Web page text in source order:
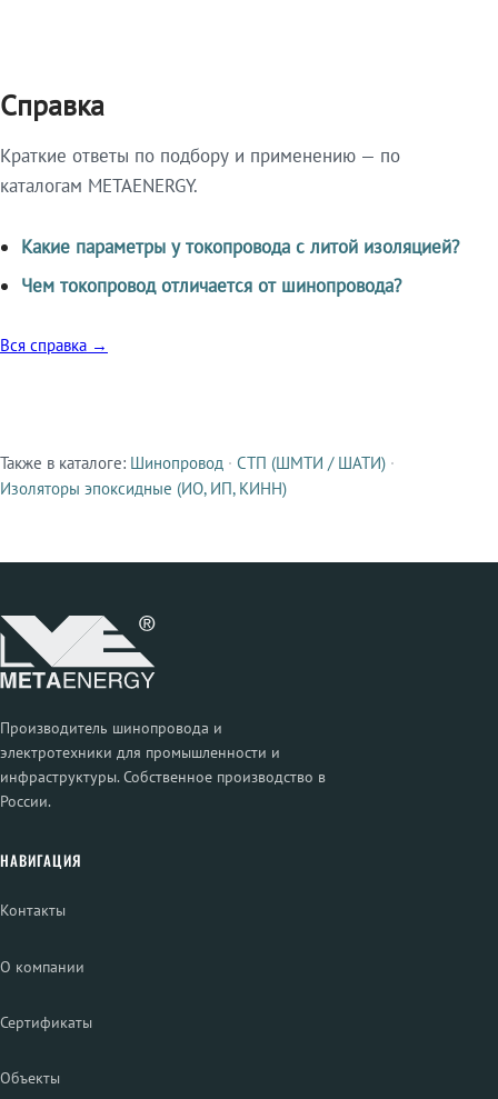
Справка
Краткие ответы по подбору и применению — по
каталогам METAENERGY.
Какие параметры у токопровода с литой изоляцией?
Чем токопровод отличается от шинопровода?
Вся справка →
Смежные продукты
Также в каталоге: Шинопровод · СТП (ШМТИ / ШАТИ) ·
Изоляторы эпоксидные (ИО, ИП, КИНН)
Производитель шинопровода и
электротехники для промышленности и
инфраструктуры. Собственное производство в
России.
НАВИГАЦИЯ
Контакты
О компании
Сертификаты
Объекты